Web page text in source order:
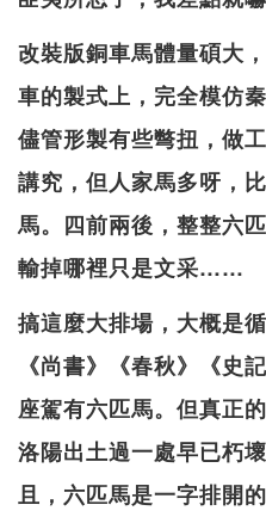
改裝版銅車馬體量碩大
車的製式上，完全模仿
儘管形製有些彆扭，做
講究，但人家馬多呀，
馬。四前兩後，整整六
輸掉哪裡只是文采……
搞這麼大排場，大概是
《尚書》《春秋》《史
座駕有六匹馬。但真正
洛陽出土過一處早已朽
且，六匹馬是一字排開